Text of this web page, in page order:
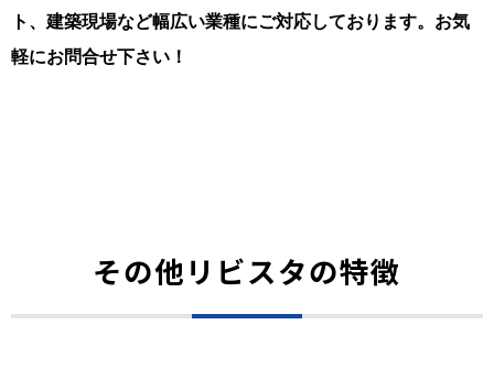
ト、建築現場など幅広い業種にご対応しております。お気
軽にお問合せ下さい！
その他リビスタの特徴